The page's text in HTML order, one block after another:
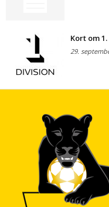
Kort om
29.